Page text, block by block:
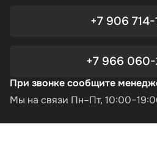
+7 906 714-
+7 966
При звонке сообщите
Мы на связи Пн–Пт,